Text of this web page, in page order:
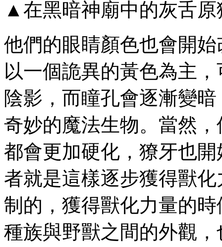
▲在黑暗神廟中的灰舌
他們的眼睛顏色也會開
以一個詭異的黃色為主
陰影，而瞳孔會逐漸變
奇妙的魔法生物。當然
都會更加硬化，獠牙也
者就是這樣逐步獲得獸
制的，獲得獸化力量的
種族與野獸之間的外觀